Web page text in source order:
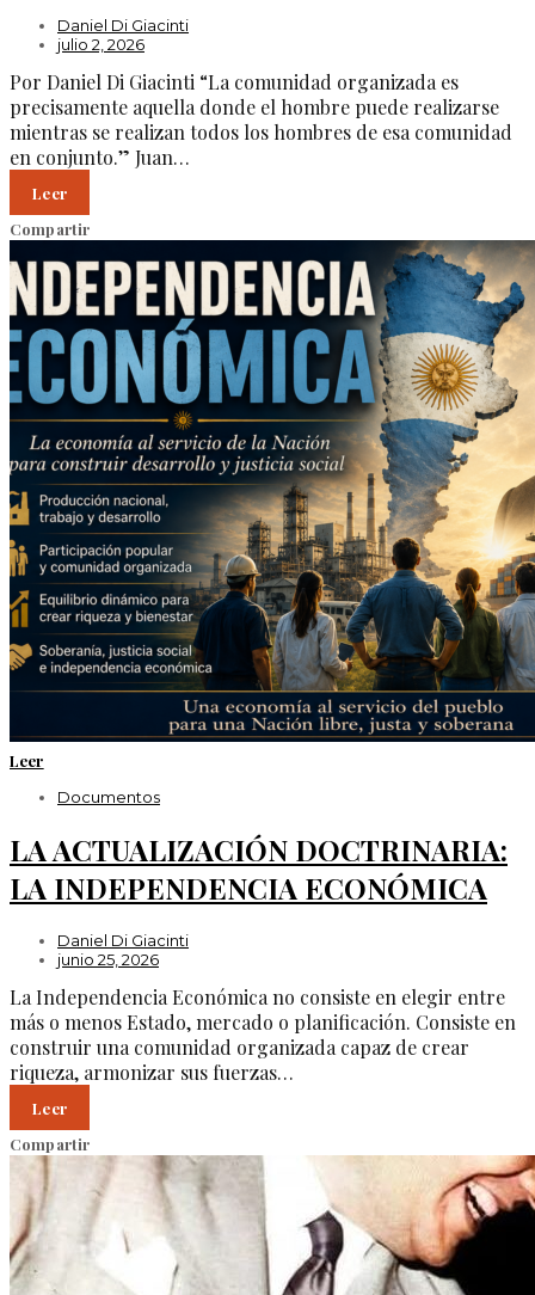
Daniel Di Giacinti
julio 2, 2026
Por Daniel Di Giacinti “La comunidad organizada es
precisamente aquella donde el hombre puede realizarse
mientras se realizan todos los hombres de esa comunidad
en conjunto.” Juan…
Leer
Compartir
Leer
Documentos
LA ACTUALIZACIÓN DOCTRINARIA:
LA INDEPENDENCIA ECONÓMICA
Daniel Di Giacinti
junio 25, 2026
La Independencia Económica no consiste en elegir entre
más o menos Estado, mercado o planificación. Consiste en
construir una comunidad organizada capaz de crear
riqueza, armonizar sus fuerzas…
Leer
Compartir